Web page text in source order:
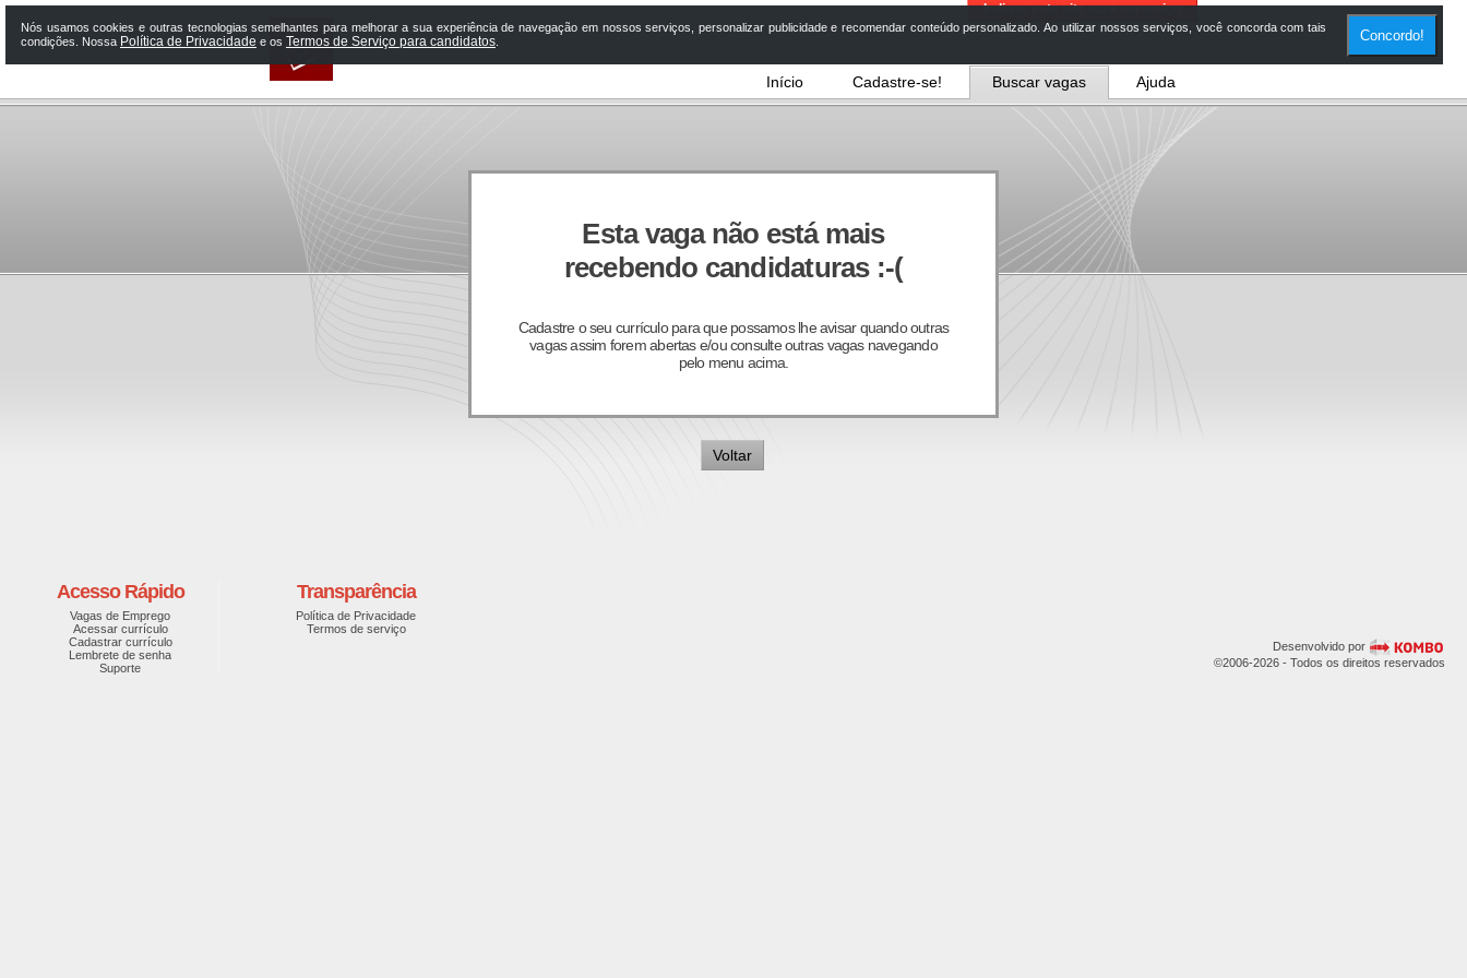
Indique este site para um amigo
Início Cadastre-se! Buscar vagas Ajuda
Esta vaga não está mais
recebendo candidaturas :-(
Cadastre o seu currículo para que possamos lhe avisar quando outras
vagas assim forem abertas e/ou consulte outras vagas navegando
pelo menu acima.
Voltar
Acesso Rápido
Vagas de Emprego
Acessar currículo
Cadastrar currículo
Lembrete de senha
Suporte
Transparência
Política de Privacidade
Termos de serviço
Desenvolvido por
©2006-2026 - Todos os direitos reservados
Nós usamos cookies e outras tecnologias semelhantes para melhorar a sua experiência de navegação em nossos serviços, personalizar publicidade e recomendar conteúdo personalizado. Ao utilizar nossos serviços, você concorda com tais
condições. Nossa Política de Privacidade e os Termos de Serviço para candidatos Concordo!